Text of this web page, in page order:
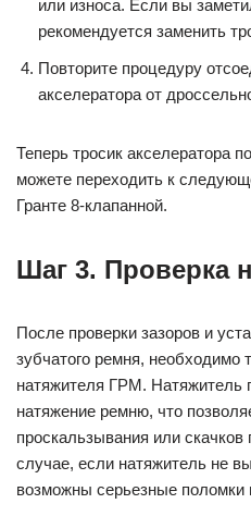
или износа. Если вы
рекомендуется заменить
Повторите процедуру
акселератора от
Теперь тросик акселератора
можете переходить к
Гранте 8-клапанной.
Шаг 3. Проверка
После проверки зазоров и
зубчатого ремня, необходимо
натяжителя ГРМ. Натяжитель
натяжение ремню, что
проскальзывания или скачков
случае, если натяжитель не
возможны серьезные поломки